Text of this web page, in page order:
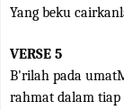
Yang beku
VERSE 5
B'rilah pada
rahmat dalam